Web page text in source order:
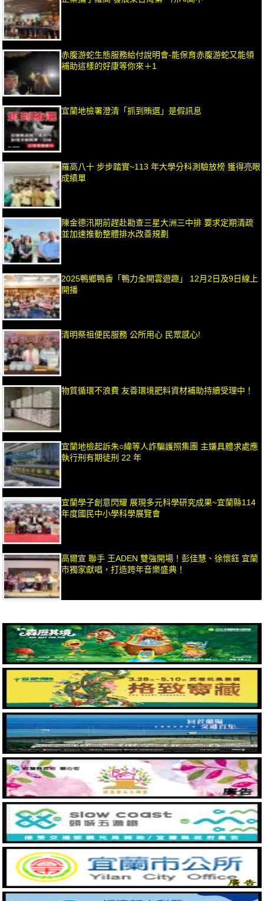
赤腹游蛇生態服務給付說明會-能保育赤腹游蛇又能領
補助這樣的好康等你來＋1
宜蘭地檢署澄清「抓到賄選」是假訊息
羅高八十 步步踏實~113 年大學分科測驗放榜 獲得亮眼
成績單
陳金德汛期前趕赴勘查三星大洲三中排 要求定期清疏
並加速推動整體排水改善規劃
2025鴨鄉鴨香「鴨力全開雲遊趣」 12月2日及9日線上
開播
清明祭祖便民服務 公所用心 民眾感心!
物質循環不浪費 友善環境肥料資材補助持續受理中！
宜蘭地檢起訴朱○緯等人詐騙護照集團 主嫌具體求處應
執行刑有期徒刑 22 年
宜蘭學子創意閃耀 展現多元科學研究成果~宜蘭縣114
年度國民中小學科學展覽會
高爾宣 聯手 王ADEN 雙強開場！彭佳慧、徐懷鈺 宜蘭
市獨家獻唱，打造跨年音樂盛典！